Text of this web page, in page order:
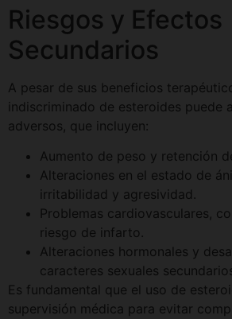
Riesgos y Efectos
Secundarios
A pesar de sus beneficios
indiscriminado de esteroides puede
adversos, que incluyen:
Aumento de peso y retención
Alteraciones en el estado de
irritabilidad y agresividad.
Problemas cardiovasculares,
riesgo de infarto.
Alteraciones hormonales y
caracteres sexuales
Es fundamental que el uso de
supervisión médica para evitar